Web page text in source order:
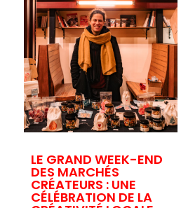
LE GRAND WEEK-END
DES MARCHÉS
CRÉATEURS : UNE
CÉLÉBRATION DE LA